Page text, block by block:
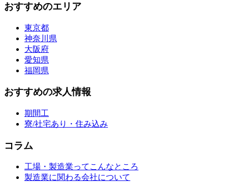
おすすめのエリア
東京都
神奈川県
大阪府
愛知県
福岡県
おすすめの求人情報
期間工
寮/社宅あり・住み込み
コラム
工場・製造業ってこんなところ
製造業に関わる会社について